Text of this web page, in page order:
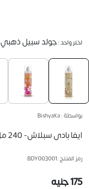
اختر واحد :جولد سبيل ذهبي
بواسطة : Bishyaka
ايفا بادى سبلاش- 240 مل
رمز المنتج :BDY003001
175 جنيه